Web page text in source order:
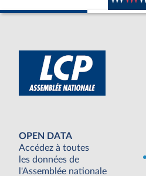
OPEN DATA
Accédez à toutes
les données de
l'Assemblée nationale